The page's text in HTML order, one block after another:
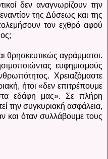
δεν αναγνωρίζουν την
της Δύσεως και της
τον εχθρό αφού
θρησκευτικώς αγράμματοι.
ευφημισμούς
Χρειαζόμαστε
ήτοι «δεν επιτρέπουμε
εδάφη μας». Σε πλήρη
την συγκυριακή ασφάλεια,
και όταν συλλάβουμε τους